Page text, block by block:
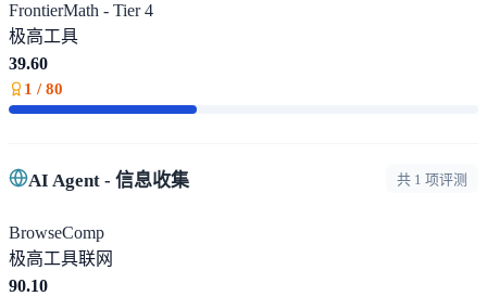
FrontierMath - Tier 4
极高工具
39.60
1 / 80
AI Agent - 信息收集 共 1 项评测
BrowseComp
极高工具联网
90.10